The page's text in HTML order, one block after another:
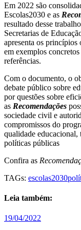
Em 2022 são
Escolas2030 e as
resultado desse
Secretarias de
apresenta os princípios
em exemplos
referências.
Com o documento, o
debate público sobre
por questões sobre
as Recomendações
sociedade civil e
compromissos do
qualidade educacional,
políticas públicas
Confira as
TAGs: escolas2030
Leia também:
19/04/2022